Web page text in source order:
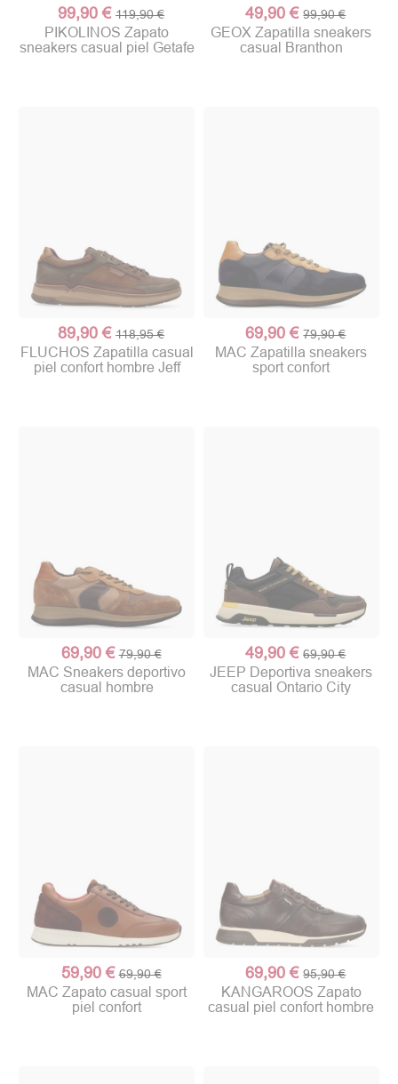
99,90 € 119,90 €
PIKOLINOS Zapato
sneakers casual piel Getafe
49,90 € 99,90 €
GEOX Zapatilla sneakers
casual Branthon
89,90 € 118,95 €
FLUCHOS Zapatilla casual
piel confort hombre Jeff
69,90 € 79,90 €
MAC Zapatilla sneakers
sport confort
69,90 € 79,90 €
MAC Sneakers deportivo
casual hombre
49,90 € 69,90 €
JEEP Deportiva sneakers
casual Ontario City
59,90 € 69,90 €
MAC Zapato casual sport
piel confort
69,90 € 95,90 €
KANGAROOS Zapato
casual piel confort hombre